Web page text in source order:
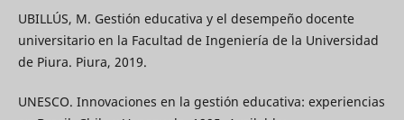
UBILLÚS, M. Gestión educativa y el desempeño docente
universitario en la Facultad de Ingeniería de la Universidad
de Piura. Piura, 2019.
UNESCO. Innovaciones en la gestión educativa: experiencias